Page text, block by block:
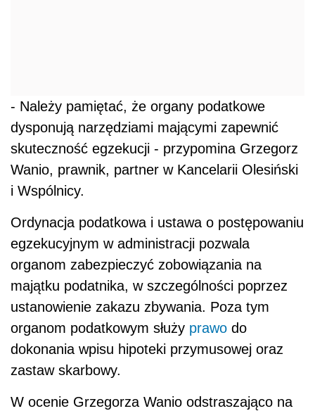
- Należy pamiętać, że organy podatkowe
dysponują narzędziami mającymi zapewnić
skuteczność egzekucji - przypomina Grzegorz
Wanio, prawnik, partner w Kancelarii Olesiński
i Wspólnicy.
Ordynacja podatkowa i ustawa o postępowaniu
egzekucyjnym w administracji pozwala
organom zabezpieczyć zobowiązania na
majątku podatnika, w szczególności poprzez
ustanowienie zakazu zbywania. Poza tym
organom podatkowym służy prawo do
dokonania wpisu hipoteki przymusowej oraz
zastaw skarbowy.
W ocenie Grzegorza Wanio odstraszająco na